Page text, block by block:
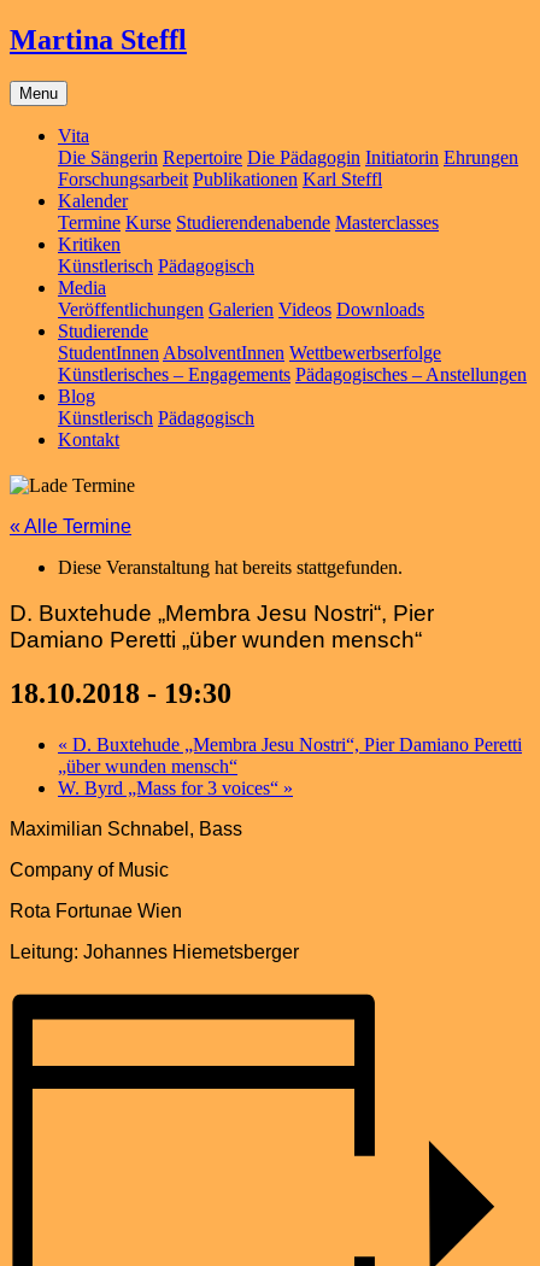
Martina Steffl
Menu
Vita
Die Sängerin Repertoire Die Pädagogin Initiatorin Ehrungen
Forschungsarbeit Publikationen Karl Steffl
Kalender
Termine Kurse Studierendenabende Masterclasses
Kritiken
Künstlerisch Pädagogisch
Media
Veröffentlichungen Galerien Videos Downloads
Studierende
StudentInnen AbsolventInnen Wettbewerbserfolge
Künstlerisches – Engagements Pädagogisches – Anstellungen
Blog
Künstlerisch Pädagogisch
Kontakt
« Alle Termine
Diese Veranstaltung hat bereits stattgefunden.
D. Buxtehude „Membra Jesu Nostri“, Pier
Damiano Peretti „über wunden mensch“
18.10.2018 - 19:30
« D. Buxtehude „Membra Jesu Nostri“, Pier Damiano Peretti
„über wunden mensch“
W. Byrd „Mass for 3 voices“ »
Maximilian Schnabel, Bass
Company of Music
Rota Fortunae Wien
Leitung: Johannes Hiemetsberger